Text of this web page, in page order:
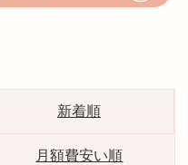
新着順
月額費安い順